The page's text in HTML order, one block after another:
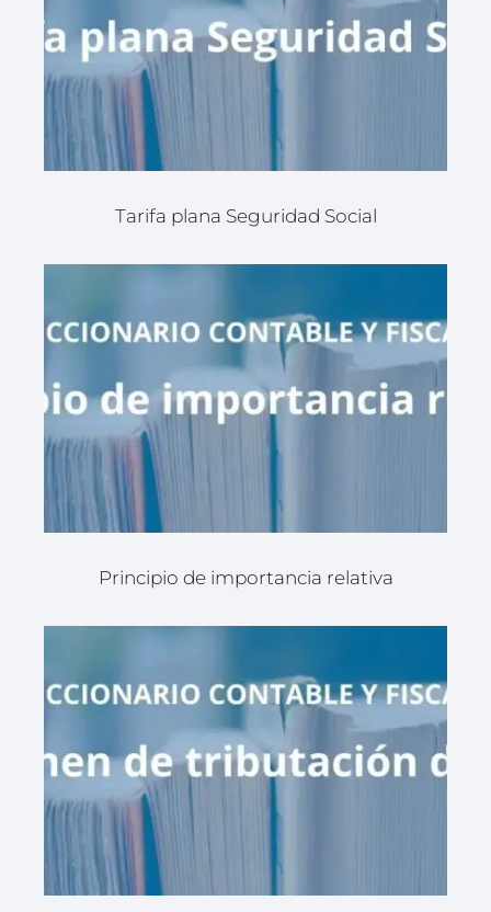
Tarifa plana Seguridad Social
Principio de importancia relativa